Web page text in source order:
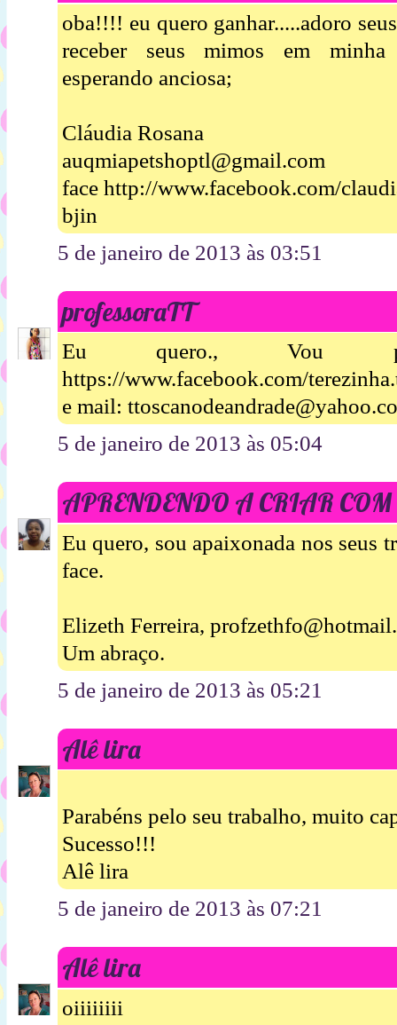
oba!!!! eu quero ganhar.....adoro
receber seus mimos em minha
esperando anciosa;
Cláudia Rosana
auqmiapetshoptl@gmail.com
face http://www.facebook.com/
bjin
5 de janeiro de 2013 às 03:51
professoraTT
Eu quero., Vou
https://www.facebook.com/
e mail:
5 de janeiro de 2013 às 05:04
APRENDENDO A CRIAR
Eu quero, sou apaixonada nos seus
face.
Elizeth Ferreira,
Um abraço.
5 de janeiro de 2013 às 05:21
Alê lira
Parabéns pelo seu trabalho, muito
Sucesso!!!
Alê lira
5 de janeiro de 2013 às 07:21
Alê lira
oiiiiiiii